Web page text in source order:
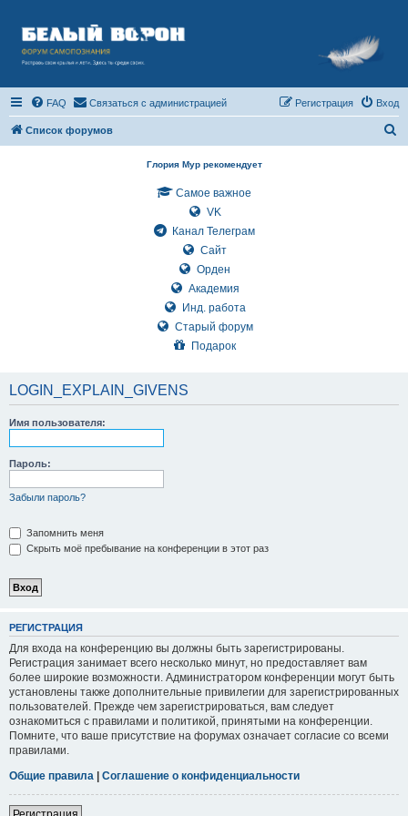
FAQ Связаться с администрацией Вход
Регистрация
Список форумов
Глория Мур рекомендует
Самое важное
VK
Канал Телеграм
Сайт
Орден
Академия
Инд. работа
Старый форум
Подарок
LOGIN_EXPLAIN_GIVENS
Имя пользователя:
Пароль:
Забыли пароль?
Запомнить меня
Скрыть моё пребывание на конференции в этот раз
РЕГИСТРАЦИЯ
Для входа на конференцию вы должны быть зарегистрированы.
Регистрация занимает всего несколько минут, но предоставляет вам
более широкие возможности. Администратором конференции могут быть
установлены также дополнительные привилегии для зарегистрированных
пользователей. Прежде чем зарегистрироваться, вам следует
ознакомиться с правилами и политикой, принятыми на конференции.
Помните, что ваше присутствие на форумах означает согласие со всеми
правилами.
Общие правила
Соглашение о конфиденциальности